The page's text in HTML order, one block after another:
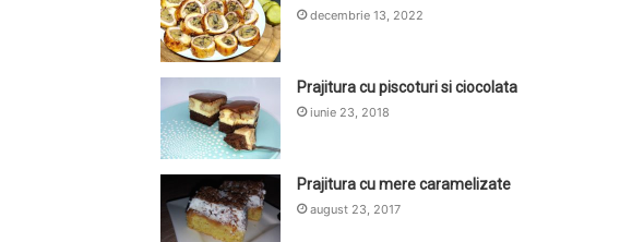
decembrie 13, 2022
Prajitura cu piscoturi si ciocolata
iunie 23, 2018
Prajitura cu mere caramelizate
august 23, 2017